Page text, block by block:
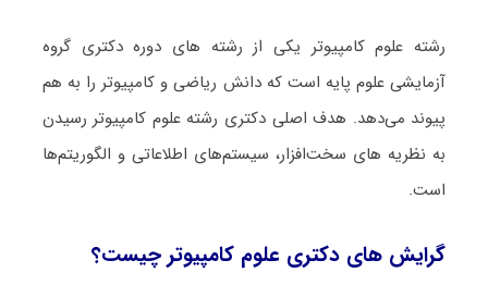
رشته ﻋﻠﻮم ﻛﺎﻣﭙﻴﻮﺗﺮ یکی از رشته های دوره دکتری گروه
آزمایشی علوم پایه است که دانش ریاضی و کامپیوتر را به هم
پیوند می‌دهد. هدف اصلی دکتری رشته ﻋﻠﻮم ﻛﺎﻣﭙﻴﻮﺗﺮ رسیدن
به نظریه های سخت‌افزار، سیستم‌های‌ اطلاعاتی‌ و الگوریتم‌ها
است.
گرایش های دکتری ﻋﻠﻮم ﻛﺎﻣﭙﻴﻮﺗﺮ چیست؟